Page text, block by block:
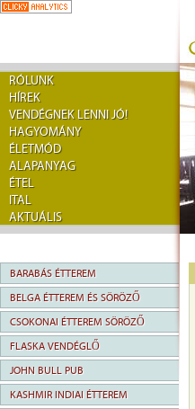
RÓLUNK
HÍREK
VENDÉGNEK LENNI JÓ!
HAGYOMÁNY
ÉLETMÓD
ALAPANYAG
ÉTEL
ITAL
AKTUÁLIS
BARABÁS ÉTTEREM
BELGA ÉTTEREM ÉS SÖRÖZŐ
CSOKONAI ÉTTEREM SÖRÖZŐ
FLASKA VENDÉGLŐ
JOHN BULL PUB
KASHMIR INDIAI ÉTTEREM